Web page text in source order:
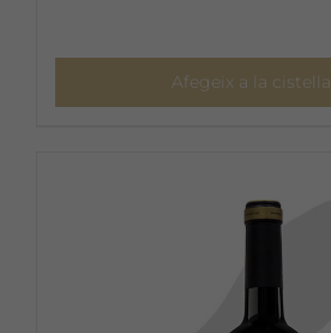
Afegeix a la cistella